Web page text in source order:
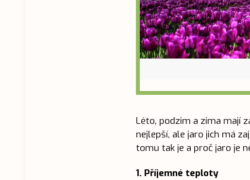
Léto, podzim a zima mají
nejlepší, ale jaro jich má
tomu tak je a proč jaro je
1. Příjemné teploty